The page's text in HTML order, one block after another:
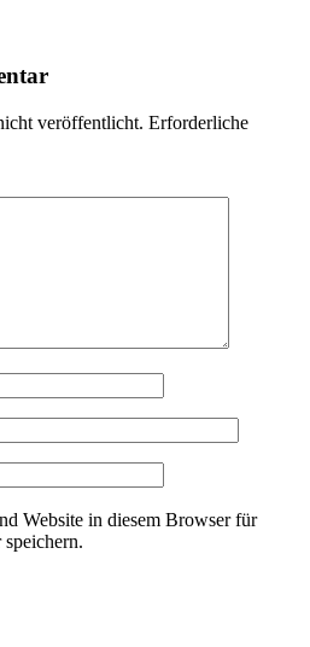
veröffentlicht. Erforderliche
Website in diesem Browser für